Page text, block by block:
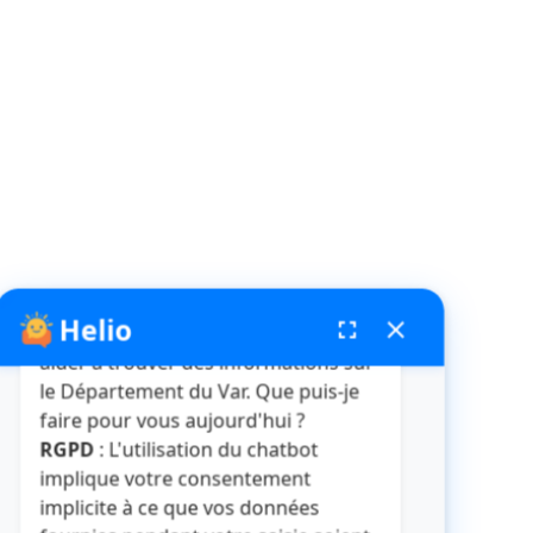
Helio fenêtre de chatbot
fullscreen close
Bonjour, je suis Helio. Je peux vous
aider à trouver des informations sur
le Département du Var. Que puis-je
faire pour vous aujourd'hui ?
RGPD : L'utilisation du chatbot
implique votre consentement
implicite à ce que vos données